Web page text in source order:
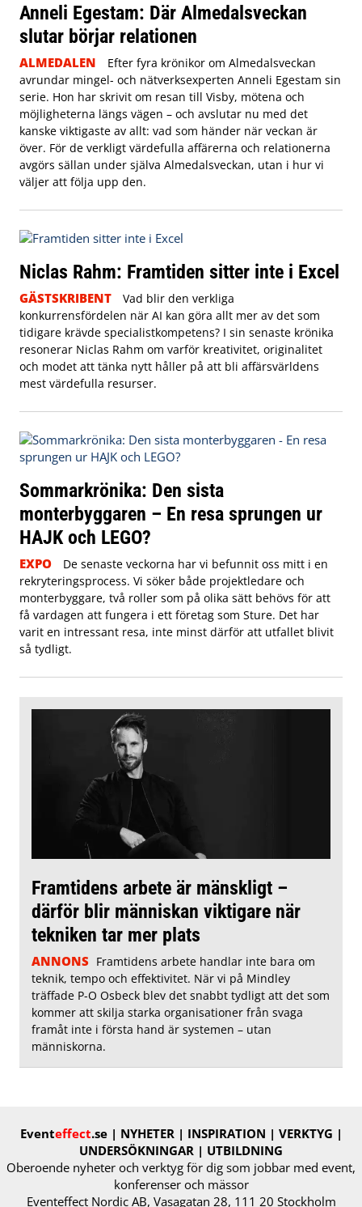
Anneli Egestam: Där Almedalsveckan
slutar börjar relationen
ALMEDALEN
Efter fyra krönikor om Almedalsveckan
avrundar mingel- och nätverksexperten Anneli Egestam sin
serie. Hon har skrivit om resan till Visby, mötena och
möjligheterna längs vägen – och avslutar nu med det
kanske viktigaste av allt: vad som händer när veckan är
över. För de verkligt värdefulla affärerna och relationerna
avgörs sällan under själva Almedalsveckan, utan i hur vi
väljer att följa upp den.
Niclas Rahm: Framtiden sitter inte i Excel
GÄSTSKRIBENT
Vad blir den verkliga
konkurrensfördelen när AI kan göra allt mer av det som
tidigare krävde specialistkompetens? I sin senaste krönika
resonerar Niclas Rahm om varför kreativitet, originalitet
och modet att tänka nytt håller på att bli affärsvärldens
mest värdefulla resurser.
Sommarkrönika: Den sista
monterbyggaren – En resa sprungen ur
HAJK och LEGO?
EXPO
De senaste veckorna har vi befunnit oss mitt i en
rekryteringsprocess. Vi söker både projektledare och
monterbyggare, två roller som på olika sätt behövs för att
få vardagen att fungera i ett företag som Sture. Det har
varit en intressant resa, inte minst därför att utfallet blivit
så tydligt.
Framtidens arbete är mänskligt –
därför blir människan viktigare när
tekniken tar mer plats
ANNONS Framtidens arbete handlar inte bara om
teknik, tempo och effektivitet. När vi på Mindley
träffade P-O Osbeck blev det snabbt tydligt att det som
kommer att skilja starka organisationer från svaga
framåt inte i första hand är systemen – utan
människorna.
Eventeffect.se | NYHETER | INSPIRATION | VERKTYG |
UNDERSÖKNINGAR | UTBILDNING
Oberoende nyheter och verktyg för dig​ som jobbar med event,
konferenser och ​mässor​
Eventeffect Nordic AB, Vasagatan 28, 111 20 Stockholm